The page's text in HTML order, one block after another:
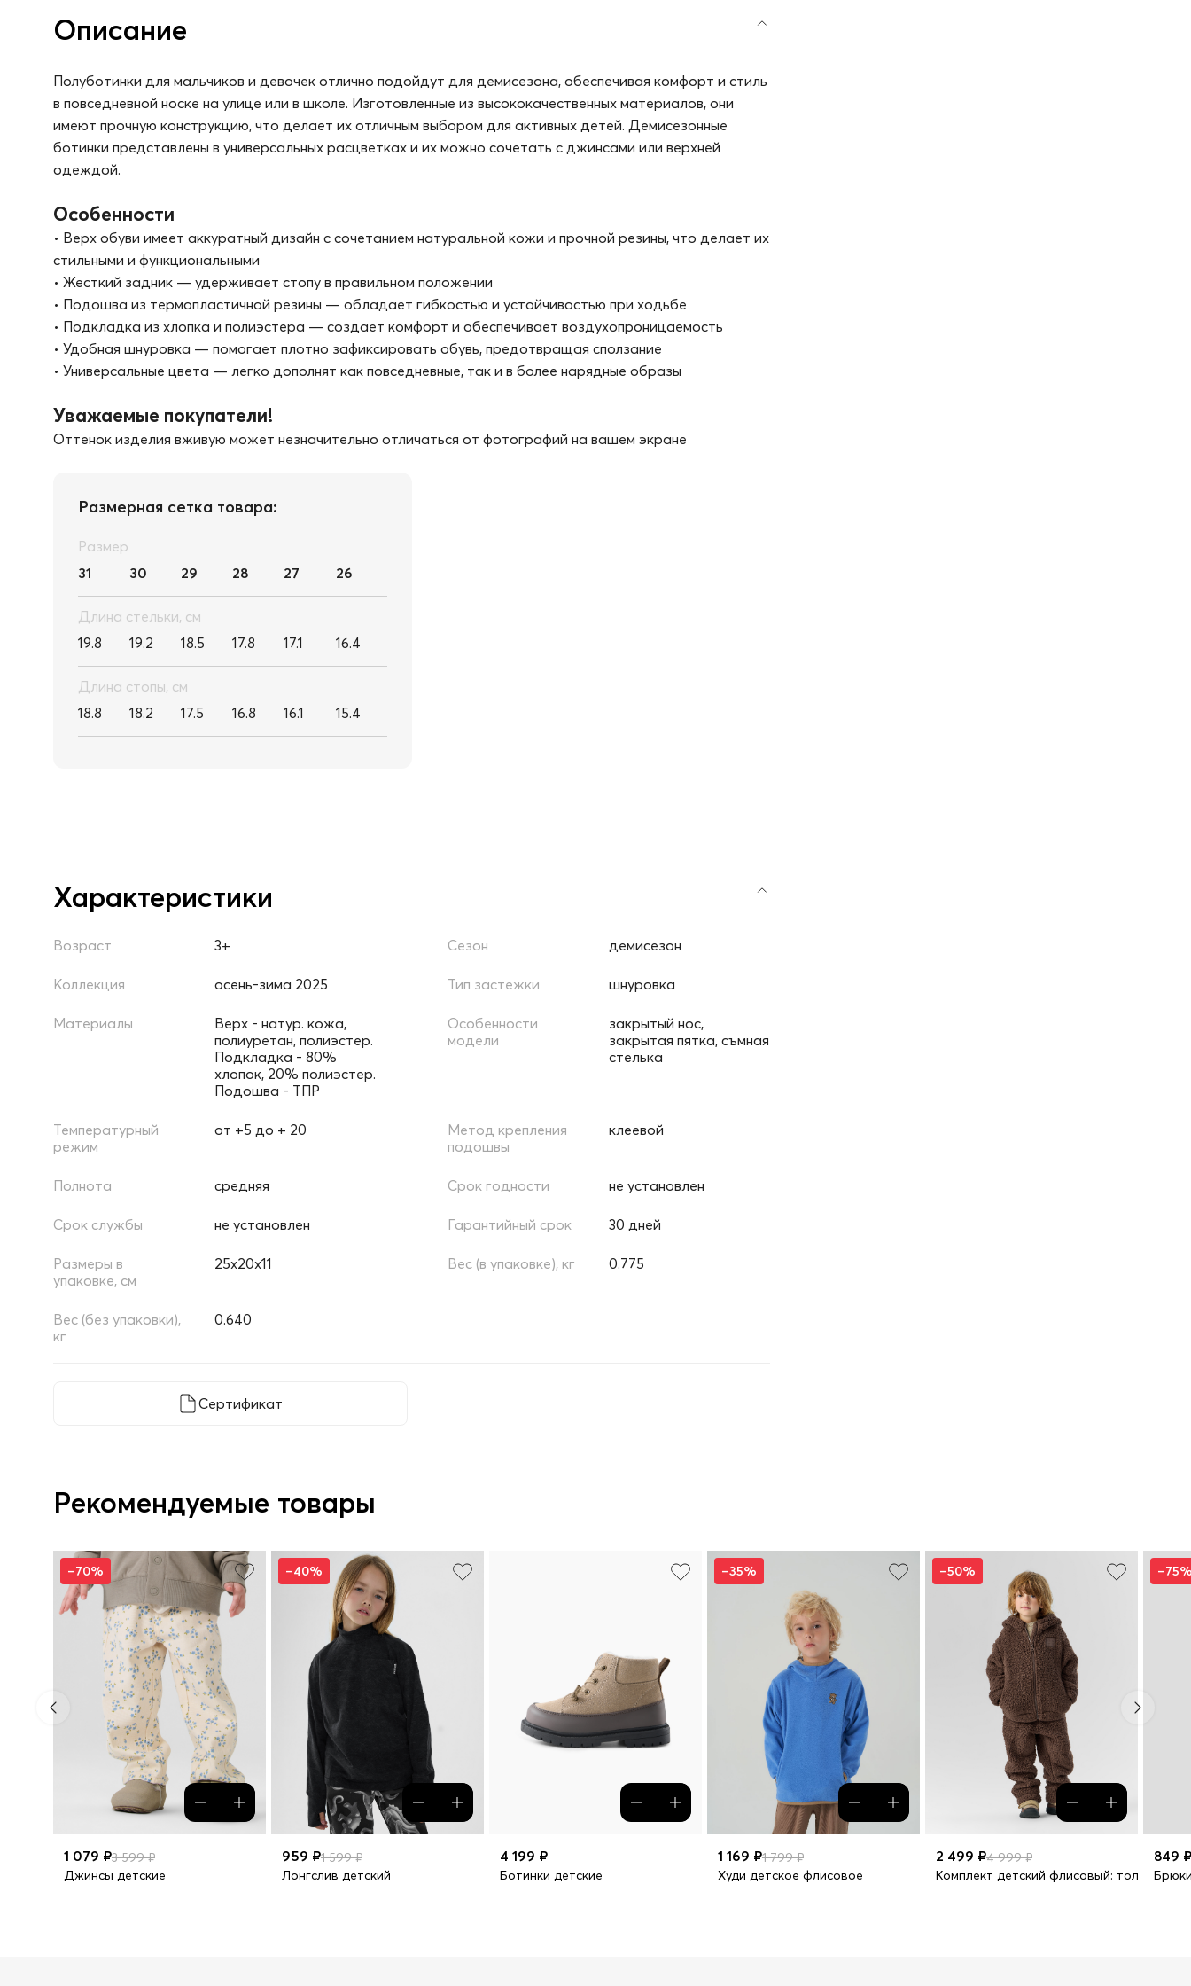
Описание
Полуботинки для мальчиков и девочек отлично подойдут для демисезона, обеспечивая комфорт и стиль
в повседневной носке на улице или в школе. Изготовленные из высококачественных материалов, они
имеют прочную конструкцию, что делает их отличным выбором для активных детей. Демисезонные
ботинки представлены в универсальных расцветках и их можно сочетать с джинсами или верхней
одеждой.
Особенности
• Верх обуви имеет аккуратный дизайн с сочетанием натуральной кожи и прочной резины, что делает их
стильными и функциональными
• Жесткий задник — удерживает стопу в правильном положении
• Подошва из термопластичной резины — обладает гибкостью и устойчивостью при ходьбе
• Подкладка из хлопка и полиэстера — создает комфорт и обеспечивает воздухопроницаемость
• Удобная шнуровка — помогает плотно зафиксировать обувь, предотвращая сползание
• Универсальные цвета — легко дополнят как повседневные, так и в более нарядные образы
Уважаемые покупатели!
Оттенок изделия вживую может незначительно отличаться от фотографий на вашем экране
Размерная сетка товара:
Размер
31
30 29 28 27 26
Длина стельки, см
19.8
19.2 18.5 17.8 17.1 16.4
Длина стопы, см
18.8
18.2 17.5 16.8 16.1 15.4
Характеристики
Возраст 3+ Сезон демисезон
Коллекция осень-зима 2025 Тип застежки шнуровка
Материалы
Верх - натур. кожа,
полиуретан, полиэстер.
Подкладка - 80%
хлопок, 20% полиэстер.
Подошва - ТПР
Особенности
модели
закрытый нос,
закрытая пятка, съмная
стелька
Температурный
режим
от +5 до + 20
Метод крепления
подошвы
клеевой
Полнота средняя Срок годности не установлен
Срок службы не установлен Гарантийный срок 30 дней
Размеры в
упаковке, см
25х20х11 Вес (в упаковке), кг 0.775
Вес (без упаковки),
кг
0.640
Сертификат
Рекомендуемые товары
–70%
1 079 ₽3 599 ₽
Джинсы детские
–40%
959 ₽1 599 ₽
Лонгслив детский
4 199 ₽
Ботинки детские
–35%
1 169 ₽1 799 ₽
Худи детское флисовое
–50%
2 499 ₽4 999 ₽
Комплект детский флисовый: толстовка
849 ₽